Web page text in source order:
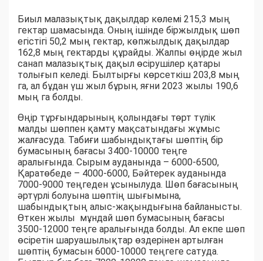
Биыл малазықтық дақылдар көлемі 215,3 мың
гектар шамасында. Оның ішінде біржылдық шөп
егістігі 50,2 мың гектар, көпжылдық дақылдар
162,8 мың гектарды құрайды. Жалпы өңірде жыл
санап малазықтық дақыл өсірушілер қатары
толығып келеді. Былтырғы көрсеткіш 203,8 мың
га, ал бұдан үш жыл бұрын, яғни 2023 жылы 190,6
мың га болды.
Өңір тұрғындарының қолындағы төрт түлік
малды шөппен қамту мақсатындағы жұмыс
жалғасуда. Табиғи шабындықтағы шөптің бір
бумасының бағасы 3400-10000 теңге
аралығында. Сырым ауданында – 6000-6500,
Қаратөбеде – 4000-6000, Бәйтерек ауданында
7000-9000 теңгеден ұсынылуда. Шөп бағасының
әртүрлі болуына шөптің шығымына,
шабындықтың алыс-жақындығына байланысты.
Өткен жылы мұндай шөп бумасының бағасы
3500-12000 теңге аралығында болды. Ал екпе шөп
өсіретін шаруашылықтар өздерінен артылған
шөптің бумасын 6000-10000 теңгеге сатуда.